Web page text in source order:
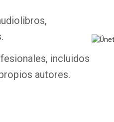
incluidos
autores.